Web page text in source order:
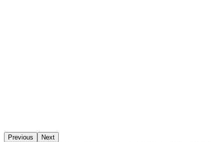
Previous Next